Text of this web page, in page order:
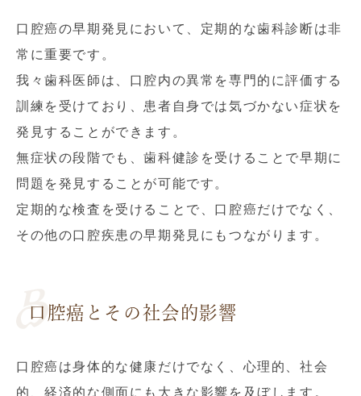
口腔癌の早期発見において、定期的な歯科診断は非
常に重要です。
我々歯科医師は、口腔内の異常を専門的に評価する
訓練を受けており、患者自身では気づかない症状を
発見することができます。
無症状の段階でも、歯科健診を受けることで早期に
問題を発見することが可能です。
定期的な検査を受けることで、口腔癌だけでなく、
その他の口腔疾患の早期発見にもつながります。
口腔癌とその社会的影響
口腔癌は身体的な健康だけでなく、心理的、社会
的、経済的な側面にも大きな影響を及ぼします。